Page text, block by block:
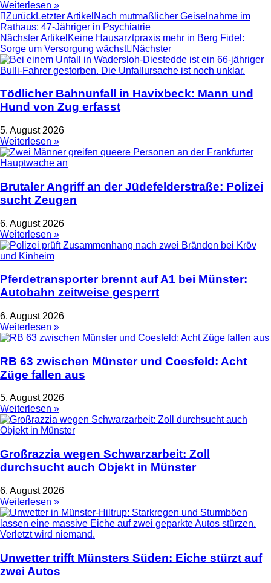
Weiterlesen »
ZurückLetzter Artikel Nach mutmaßlicher Geiselnahme im
Rathaus: 47-Jähriger in Psychiatrie
Nächster Artikel Keine Hausarztpraxis mehr in Berg Fidel:
Sorge um Versorgung wächst
Nächster
Tödlicher Bahnunfall in Havixbeck: Mann und
Hund von Zug erfasst
5. August 2026
Weiterlesen »
Brutaler Angriff an der Jüdefelderstraße: Polizei
sucht Zeugen
6. August 2026
Weiterlesen »
Pferdetransporter brennt auf A1 bei Münster:
Autobahn zeitweise gesperrt
6. August 2026
Weiterlesen »
RB 63 zwischen Münster und Coesfeld: Acht
Züge fallen aus
5. August 2026
Weiterlesen »
Großrazzia wegen Schwarzarbeit: Zoll
durchsucht auch Objekt in Münster
6. August 2026
Weiterlesen »
Unwetter trifft Münsters Süden: Eiche stürzt auf
zwei Autos